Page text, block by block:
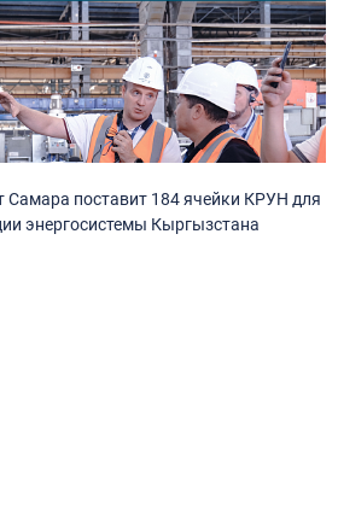
Самара поставит 184 ячейки КРУН для
энергосистемы Кыргызстана